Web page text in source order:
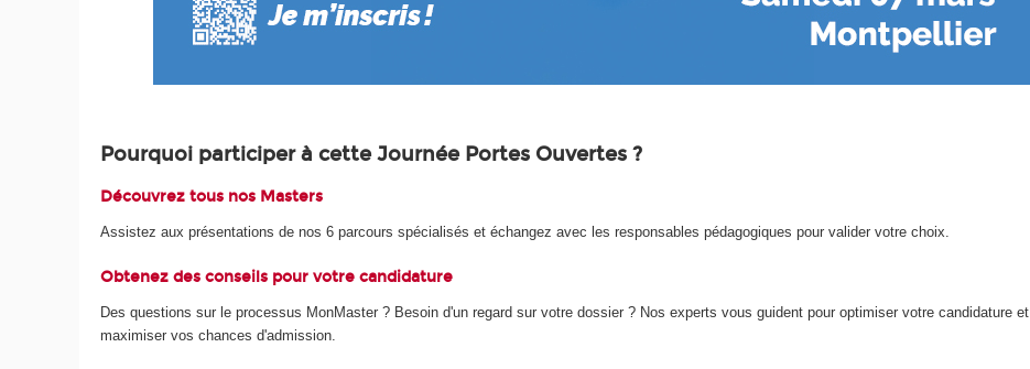
Pourquoi participer à cette Journée Portes Ouvertes ?
Découvrez tous nos Masters
Assistez aux présentations de nos 6 parcours spécialisés et échangez avec les responsables pédagogiques pour valider votre choix.
Obtenez des conseils pour votre candidature
Des questions sur le processus MonMaster ? Besoin d'un regard sur votre dossier ? Nos experts vous guident pour optimiser votre candidature et
maximiser vos chances d'admission.